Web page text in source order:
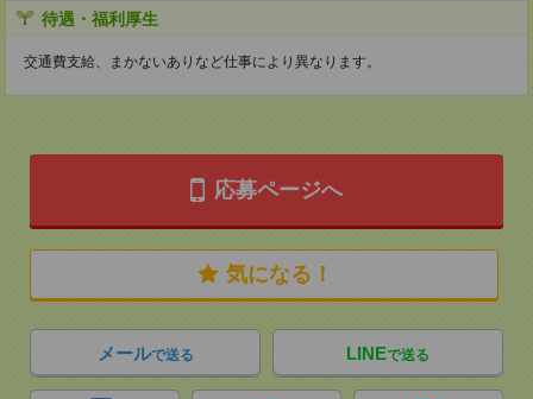
待遇・福利厚生
交通費支給、まかないありなど仕事により異なります。
応募ページへ
気になる！
メールで送る LINEで送る